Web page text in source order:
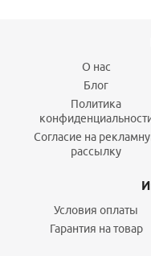
О нас
Блог
Политика
Согласие на
рассылку
Условия оплаты
Гарантия на товар